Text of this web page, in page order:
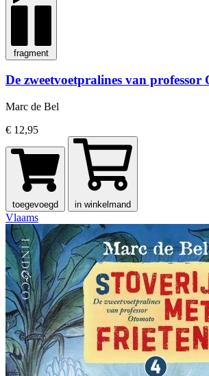
fragment
De zweetvoetpralines van professor
Marc de Bel
€ 12,95
toegevoegd in winkelmand
Vlaams